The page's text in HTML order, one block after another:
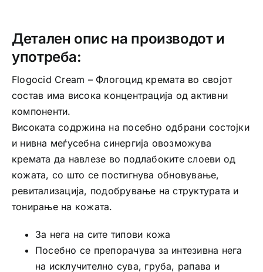
Детален опис на производот и
употреба:
Flogocid Cream – Флогоцид кремата во својот
состав има висока концентрација од активни
компоненти.
Високата содржина на посебно одбрани состојки
и нивна меѓусебна синергија овозможува
кремата да навлезе во подлабоките слоеви од
кожата, со што се постигнува обновување,
ревитализација, подобрување на структурата и
тонирање на кожата.
За нега на сите типови кожа
Посебно се препорачува за интезивна нега
на исклучително сува, груба, рапава и